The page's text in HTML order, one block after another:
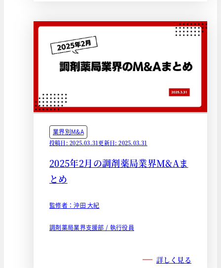
業界別M&A
投稿日: 2025.03.31更新日: 2025.03.31
2025年2月の調剤薬局業界M&Aま
とめ
監修者：沖田 大紀
調剤薬局業界支援部 / 執行役員
詳しく見る